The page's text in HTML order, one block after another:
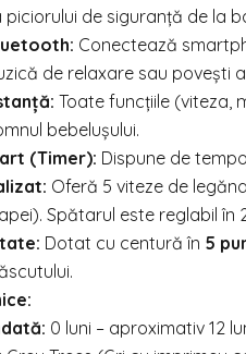
de siguranță de la
Conectează
de relaxare sau povești
Toate funcțiile (viteza,
bebelușului.
(Timer): Dispune de
Oferă 5 viteze de
Spătarul este reglabil în
Dotat cu centură în 5
0 luni – aproximativ 12